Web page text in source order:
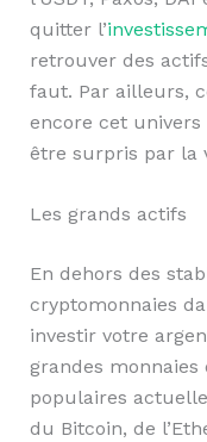
quitter l’
retrouver des
faut. Par ailleurs,
encore cet
être surpris par la
Les grands actifs
En dehors des
cryptomonnaies
investir votre
grandes
populaires
du Bitcoin, de